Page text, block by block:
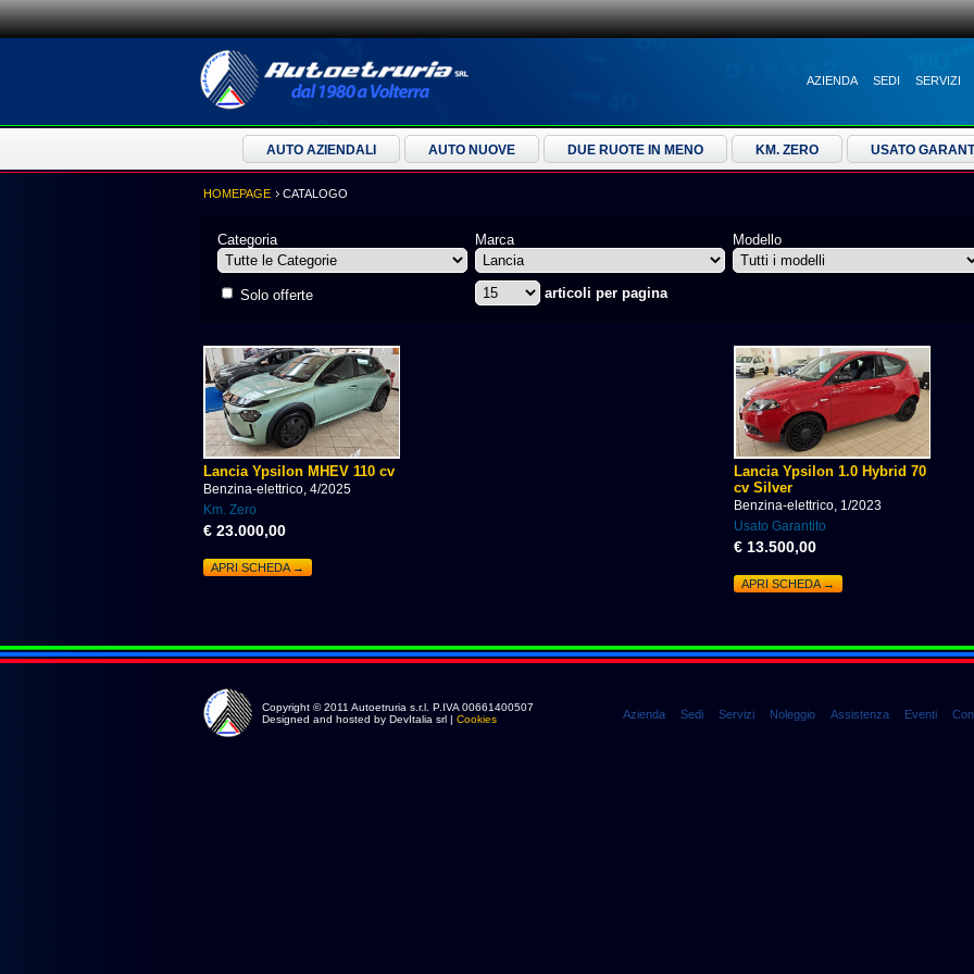
AZIENDA SEDI SERVIZI
AUTO AZIENDALI AUTO NUOVE DUE RUOTE IN MENO KM. ZERO USATO
HOMEPAGE CATALOGO
Categoria Marca Modello
Solo offerte articoli per pagina
Lancia Ypsilon MHEV 110 cv
Benzina-elettrico, 4/2025
Km. Zero
€ 23.000,00
APRI SCHEDA →
Lancia Ypsilon 1.0 Hybrid 70
cv Silver
Benzina-elettrico, 1/2023
Usato Garantito
€ 13.500,00
APRI SCHEDA →
Copyright © 2011 Autoetruria s.r.l. P.IVA 00661400507
Designed and hosted by DevItalia srl | Cookies Azienda Sedi Servizi Noleggio Assistenza Eventi